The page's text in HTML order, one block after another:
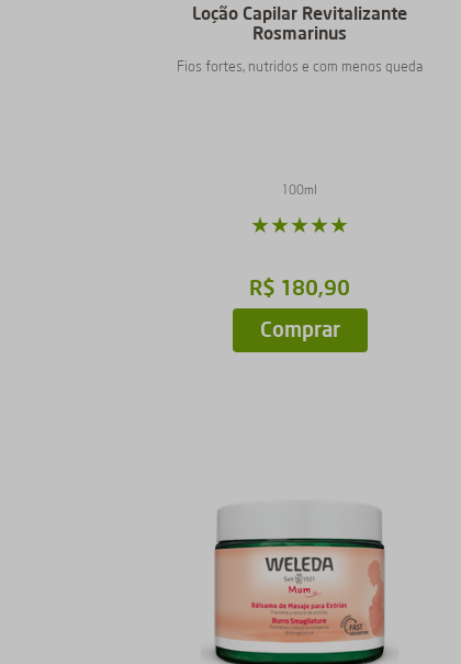
Loção Capilar Revitalizante
Rosmarinus
Fios fortes, nutridos e com menos queda
100ml
★★★★★
R$ 180,90
Comprar